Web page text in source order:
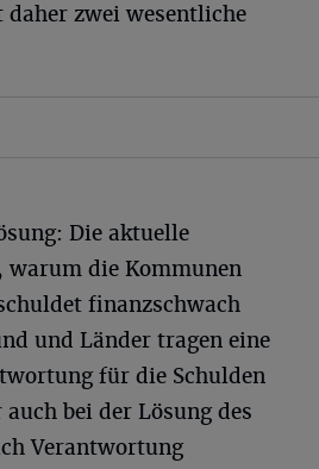
zwei wesentliche
Die aktuelle
die Kommunen
finanzschwach
und Länder tragen eine
für die Schulden
bei der Lösung des
Verantwortung